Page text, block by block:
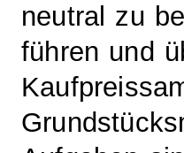
neutral zu
führen und